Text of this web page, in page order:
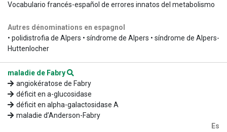
Vocabulario francés-español de errores innatos del metabolismo
Autres dénominations en espagnol
• polidistrofia de Alpers • síndrome de Alpers • síndrome de Alpers-
Huttenlocher
maladie de Fabry
angiokératose de Fabry
déficit en a-glucosidase
déficit en alpha-galactosidase A
maladie d’Anderson-Fabry
Es